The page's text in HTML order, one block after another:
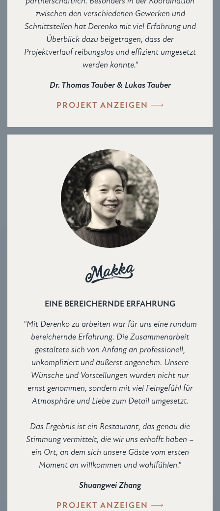
zwischen den verschiedenen Gewerken und
Schnittstellen hat Derenko mit viel Erfahrung und
Überblick dazu beigetragen, dass der
Projektverlauf reibungslos und effizient umgesetzt
werden konnte."
Dr. Thomas Tauber & Lukas Tauber
PROJEKT ANZEIGEN
EINE BEREICHERNDE ERFAHRUNG
"Mit Derenko zu arbeiten war für uns eine rundum
bereichernde Erfahrung. Die Zusammenarbeit
gestaltete sich von Anfang an professionell,
unkompliziert und äußerst angenehm. Unsere
Wünsche und Vorstellungen wurden nicht nur
ernst genommen, sondern mit viel Feingefühl für
Atmosphäre und Liebe zum Detail umgesetzt.
Das Ergebnis ist ein Restaurant, das genau die
Stimmung vermittelt, die wir uns erhofft haben –
ein Ort, an dem sich unsere Gäste vom ersten
Moment an willkommen und wohlfühlen."
Shuangwei Zhang
PROJEKT ANZEIGEN